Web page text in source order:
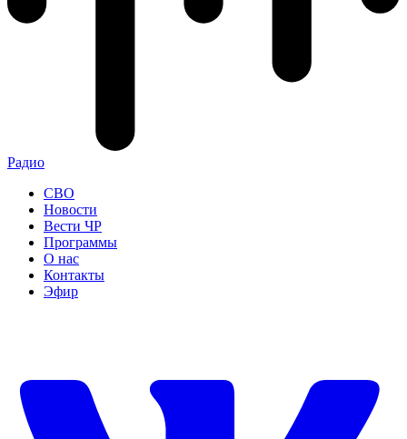
Радио
СВО
Новости
Вести ЧР
Программы
О нас
Контакты
Эфир